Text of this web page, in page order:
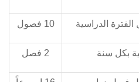
الدراسية 10 فصول
بكل سنة 2 فصل